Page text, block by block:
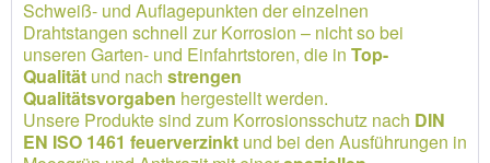
Schweiß- und Auflagepunkten der einzelnen
Drahtstangen schnell zur Korrosion – nicht so bei
unseren Garten- und Einfahrtstoren, die in Top-
Qualität und nach strengen
Qualitätsvorgaben hergestellt werden.
Unsere Produkte sind zum Korrosionsschutz nach DIN
EN ISO 1461 feuerverzinkt und bei den Ausführungen in